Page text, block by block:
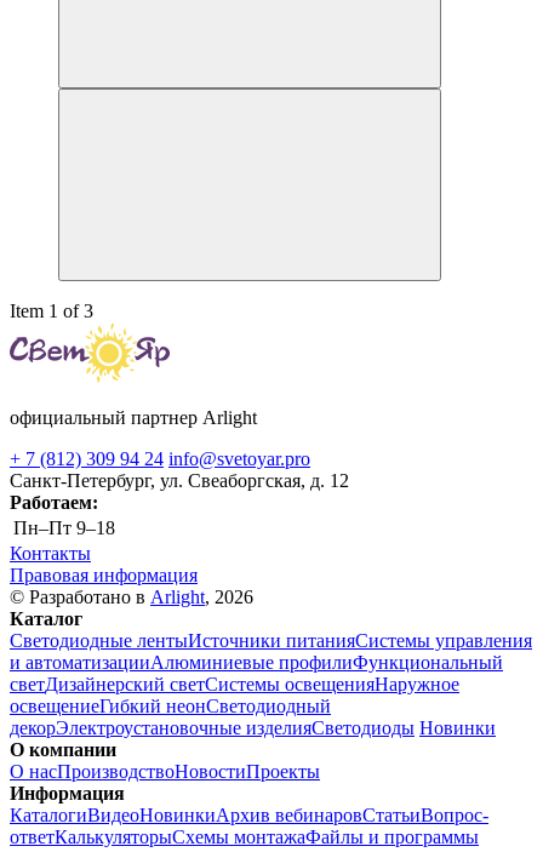
Item 1 of 3
официальный партнер Arlight
+ 7 (812) 309 94 24 info@svetoyar.pro
Санкт-Петербург, ул. Свеаборгская, д. 12
Работаем:
Пн–Пт 9–18
Контакты
Правовая информация
© Разработано в Arlight, 2026
Каталог
Светодиодные лентыИсточники питанияСистемы управления
и автоматизацииАлюминиевые профилиФункциональный
светДизайнерский светСистемы освещенияНаружное
освещениеГибкий неонСветодиодный
декорЭлектроустановочные изделияСветодиоды Новинки
О компании
О насПроизводствоНовостиПроекты
Информация
КаталогиВидеоНовинкиАрхив вебинаровСтатьиВопрос-
ответКалькуляторыСхемы монтажаФайлы и программы